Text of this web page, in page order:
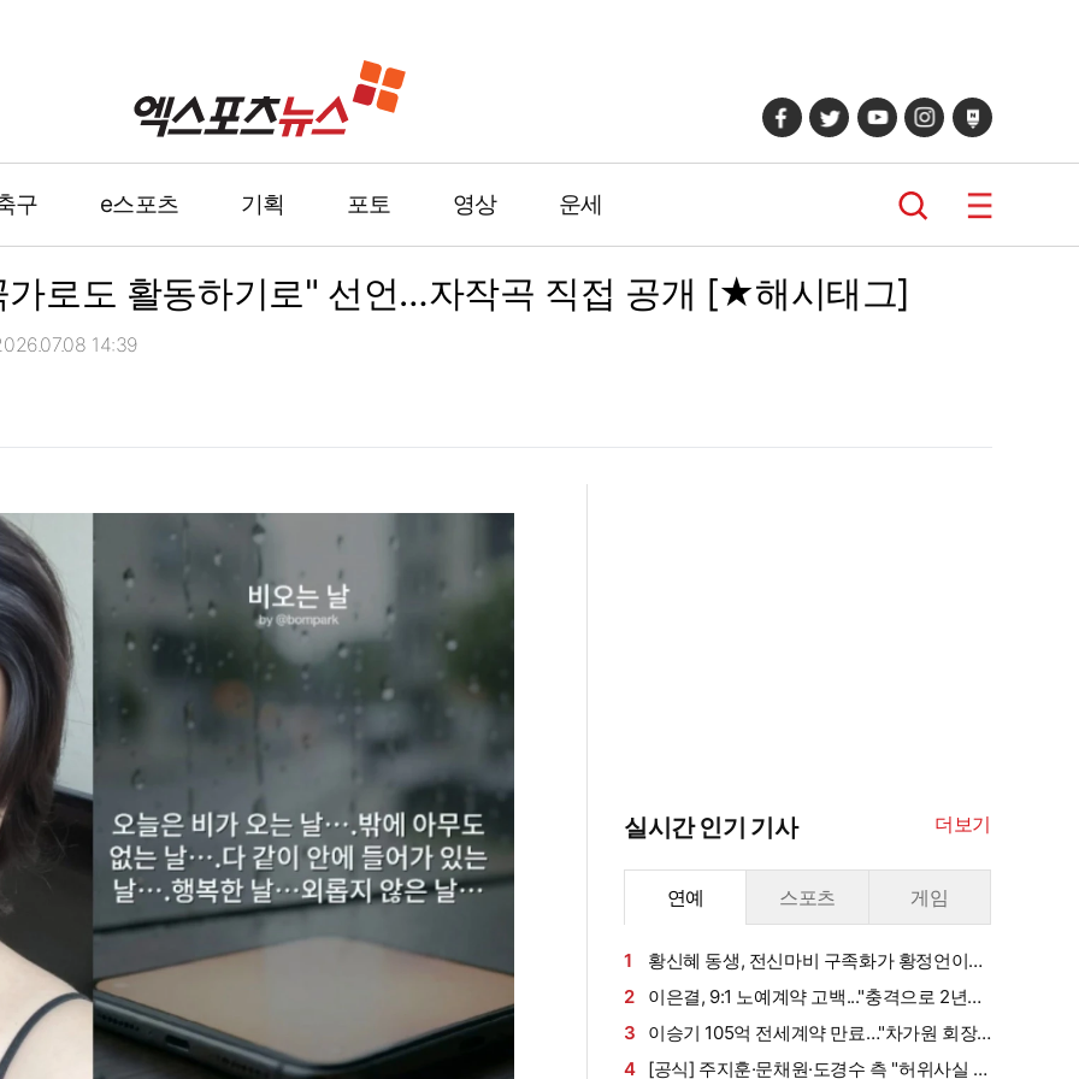
구 e스포츠 기획 포토 영상 운세
가로도 활동하기로" 선언…자작곡 직접 공개 [★해시태그]
14:39
실시간 인기 기사 더보기
연예 스포츠 게임
1
황신혜 동생, 전신마비 구족화가 황정언이었
다…"아내 고마워" (같이 삽시다)
2
이은결, 9:1 노예계약 고백..."충격으로 2년간
폐인처럼 지내" (유퀴즈)
3
이승기 105억 전세계약 만료…"차가원 회장,
보증금 안 주면 법적 조치"
4 [공식] 주지훈·문채원·도경수 측 "허위사실 유